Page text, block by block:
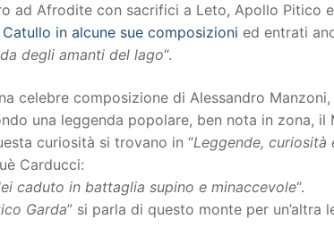
ad Afrodite con sacrifici a Leto, Apollo Pitico
in alcune sue composizioni ed entrati
degli amanti del lago“.
celebre composizione di Alessandro Manzoni,
una leggenda popolare, ben nota in zona,
curiosità si trovano in “Leggende, curiosità
Carducci:
caduto in battaglia supino e minaccevole“.
Garda” si parla di questo monte per un’altra